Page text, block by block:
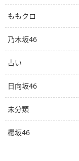
ももクロ
乃木坂46
占い
日向坂46
未分類
櫻坂46